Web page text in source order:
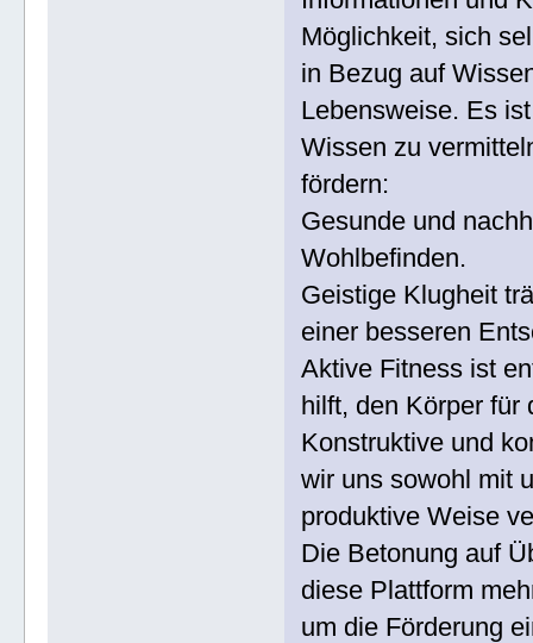
Möglichkeit, sich
in Bezug auf
Lebensweise. Es
Wissen zu
fördern:
Gesunde und
Wohlbefinden.
Geistige Klugheit
einer besseren
Aktive Fitness ist
hilft, den Körper für
Konstruktive und
wir uns sowohl mit
produktive Weise
Die Betonung auf
diese Plattform
um die Förderung